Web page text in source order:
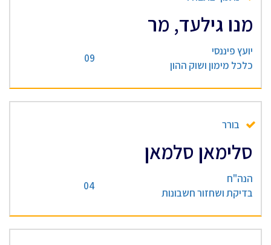
מנו גילעד, מר
יועץ פיננסי
כלכל מימון ושוק ההון
09
בורר
סלימאן סלמאן
הנה"ח
בדיקת ושחזור חשבונות
04